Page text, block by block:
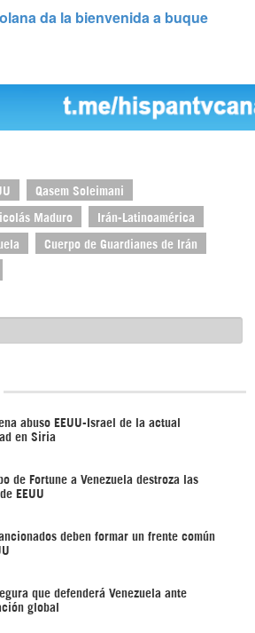
da la bienvenida a buque
Qasem Soleimani
Maduro Irán-Latinoamérica
Cuerpo de Guardianes de Irán
abuso EEUU-Israel de la actual
en Siria
de Fortune a Venezuela destroza las
EEUU
deben formar un frente común
que defenderá Venezuela ante
global